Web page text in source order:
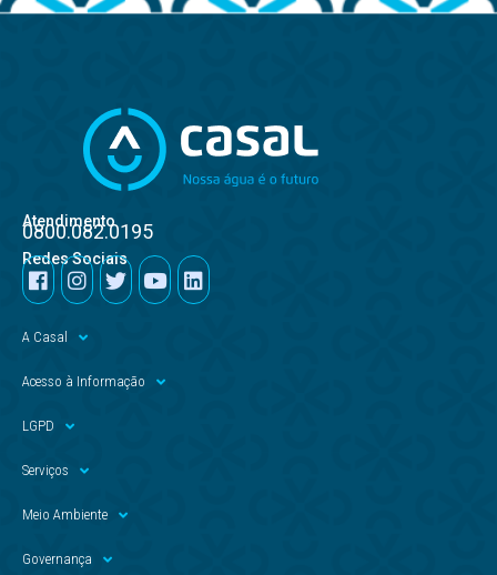
Atendimento
0800.082.0195
Redes Sociais
A Casal
Acesso à Informação
LGPD
Serviços
Meio Ambiente
Governança